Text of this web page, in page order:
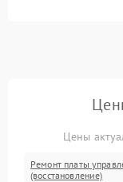
Цены
Ремонт платы
(восстановление)